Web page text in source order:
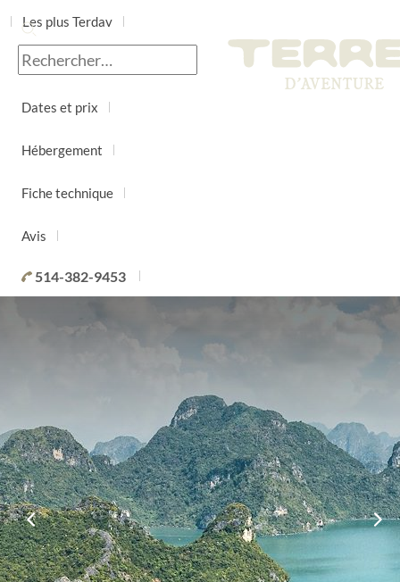
Les plus Terdav
Jour par jour
Dates et prix
Hébergement
Fiche technique
Avis
514-382-9453